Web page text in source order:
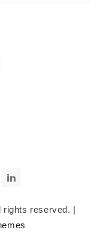
rights reserved.